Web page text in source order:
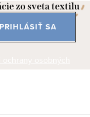
zo sveta textilu
ochrany osobných
PRIHLÁSIŤ SA